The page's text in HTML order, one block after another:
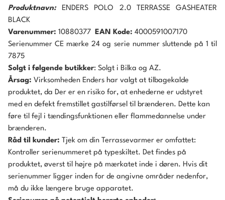
Produktnavn: ENDERS POLO 2.0 TERRASSE GASHEATER
BLACK
Varenummer: 10880377 EAN Kode: 4000591007170
Serienummer CE mærke 24 og serie nummer sluttende på 1 til
7875
Solgt i følgende butikker: Solgt i Bilka og AZ.
Årsag: Virksomheden Enders har valgt at tilbagekalde
produktet, da Der er en risiko for, at enhederne er udstyret
med en defekt fremstillet gastilførsel til brænderen. Dette kan
føre til fejl i tændingsfunktionen eller flammedannelse under
brænderen.
Råd til kunder: Tjek om din Terrassevarmer er omfattet:
Kontroller serienummeret på typeskiltet. Det findes på
produktet, øverst til højre på mærkatet inde i døren. Hvis dit
serienummer ligger inden for de angivne områder nedenfor,
må du ikke længere bruge apparatet.